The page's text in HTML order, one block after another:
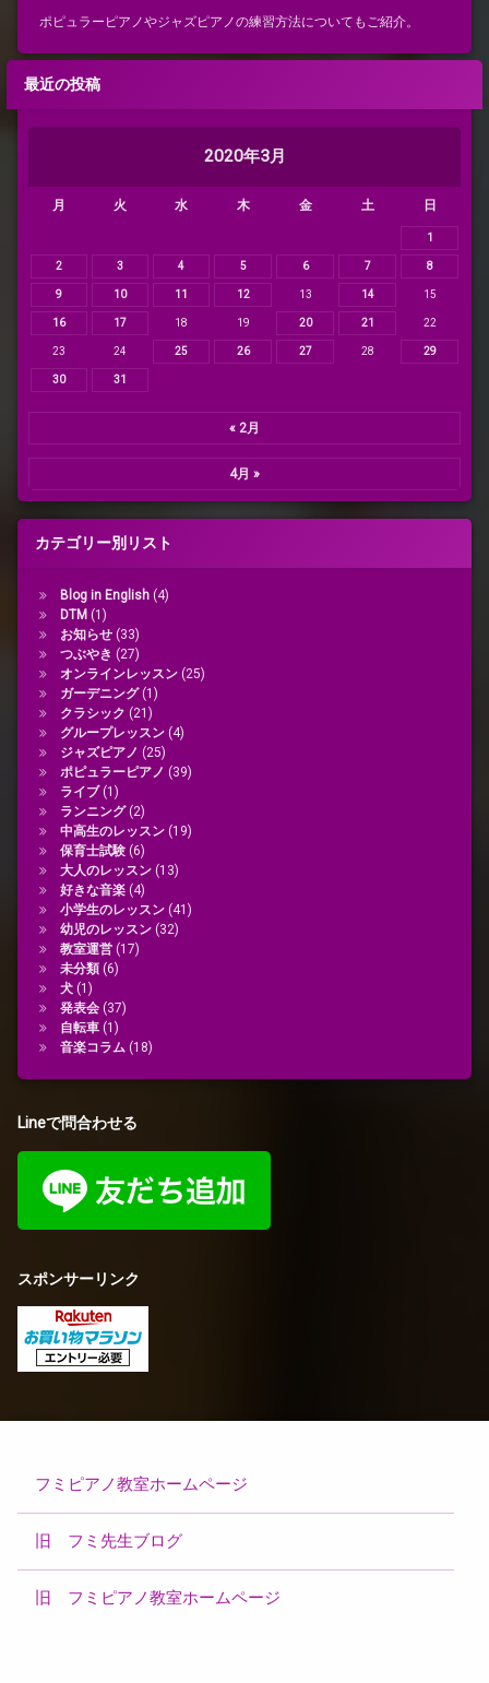
ポピュラーピアノやジャズピアノの練習方法についてもご紹介。
最近の投稿
2020年3月
月 火 水 木 金 土 日
1
2 3 4 5 6 7 8
9 10 11 12 13 14 15
16 17 18 19 20 21 22
23 24 25 26 27 28 29
30 31
« 2月
4月 »
カテゴリー別リスト
Blog in English(4)
DTM (1)
お知らせ(33)
つぶやき (27)
オンラインレッスン(25)
ガーデニング(1)
クラシック (21)
グループレッスン(4)
ジャズピアノ (25)
ポピュラーピアノ (39)
ライブ(1)
ランニング(2)
中高生のレッスン(19)
保育士試験(6)
大人のレッスン(13)
好きな音楽(4)
小学生のレッスン(41)
幼児のレッスン(32)
教室運営(17)
未分類(6)
犬(1)
発表会(37)
自転車(1)
音楽コラム(18)
Lineで問合わせる
スポンサーリンク
フミピアノ教室ホームページ
旧 フミ先生ブログ
旧 フミピアノ教室ホームページ